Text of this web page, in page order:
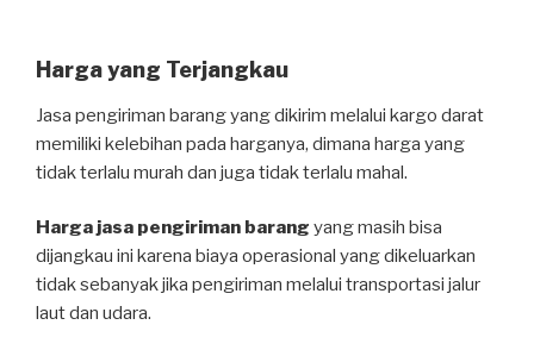
Harga yang Terjangkau
Jasa pengiriman barang yang dikirim melalui kargo darat
memiliki kelebihan pada harganya, dimana harga yang
tidak terlalu murah dan juga tidak terlalu mahal.
Harga jasa pengiriman barang yang masih bisa
dijangkau ini karena biaya operasional yang dikeluarkan
tidak sebanyak jika pengiriman melalui transportasi jalur
laut dan udara.